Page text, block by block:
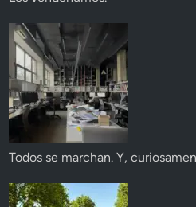
Todos se marchan. Y,